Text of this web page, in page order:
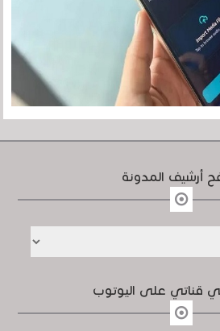
أرشيف المدونة
قناتي على اليوتوب